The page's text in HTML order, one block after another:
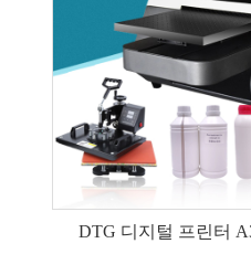
DTG 디지털 프린터